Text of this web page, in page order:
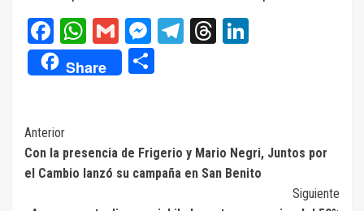
Facebook
WhatsApp
GmailMessenger
Telegram
Threads
Share
Navegación
de
Anterior
Con la presencia de Frigerio y Mario Negri, Juntos por
el Cambio lanzó su campaña en San Benito
Siguiente